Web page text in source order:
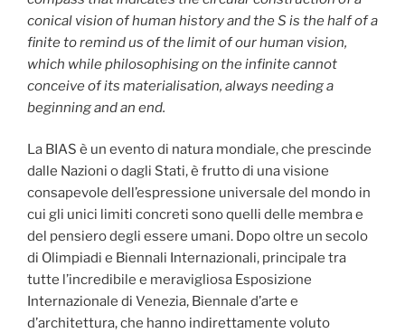
conical vision of human history and the S is the half of a
finite to remind us of the limit of our human vision,
which while philosophising on the infinite cannot
conceive of its materialisation, always needing a
beginning and an end.
La BIAS è un evento di natura mondiale, che prescinde
dalle Nazioni o dagli Stati, è frutto di una visione
consapevole dell’espressione universale del mondo in
cui gli unici limiti concreti sono quelli delle membra e
del pensiero degli essere umani. Dopo oltre un secolo
di Olimpiadi e Biennali Internazionali, principale tra
tutte l’incredibile e meravigliosa Esposizione
Internazionale di Venezia, Biennale d’arte e
d’architettura, che hanno indirettamente voluto